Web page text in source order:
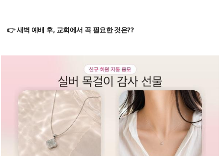
👉 새벽 예배 후, 교회에서 꼭 필요한 것은??